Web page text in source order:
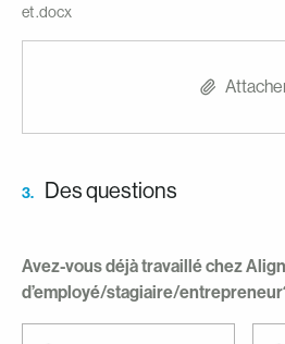
et .docx
3. Des questions
Avez-vous déjà travaillé chez
d’employé/stagiaire/